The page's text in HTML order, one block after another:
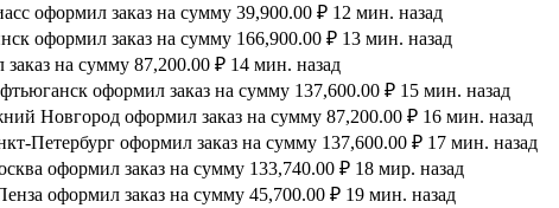
оформил заказ на сумму 39,900.00 ₽ 12 мин. назад
оформил заказ на сумму 166,900.00 ₽ 13 мин. назад
на сумму 87,200.00 ₽ 14 мин. назад
оформил заказ на сумму 137,600.00 ₽ 15 мин. назад
Новгород оформил заказ на сумму 87,200.00 ₽ 16 мин. назад
Петербург оформил заказ на сумму 137,600.00 ₽ 17 мин. назад
оформил заказ на сумму 133,740.00 ₽ 18 мир. назад
оформил заказ на сумму 45,700.00 ₽ 19 мин. назад